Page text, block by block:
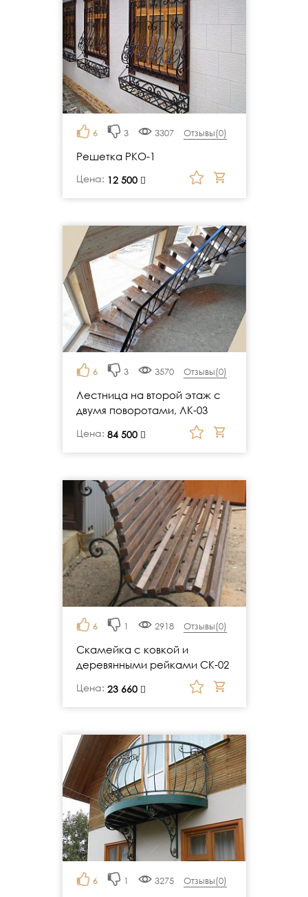
6 3 3307 Отзывы(0)
Решетка РКО-1
Цена: 12 500
руб.
6 3 3570 Отзывы(0)
Лестница на второй этаж с
двумя поворотами, ЛК-03
Цена: 84 500
руб.
6 1 2918 Отзывы(0)
Скамейка с ковкой и
деревянными рейками СК-02
Цена: 23 660
руб.
6 1 3275 Отзывы(0)